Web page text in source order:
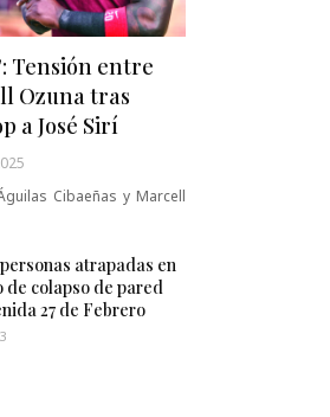
Tensión entre
Ozuna tras
a José Sirí
Cibaeñas y Marcell
atrapadas en
de colapso de pared
27 de Febrero